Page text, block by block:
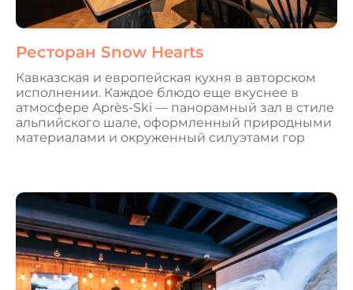
Ресторан Snow Hearts
Кавказская и европейская кухня в авторском
исполнении. Каждое блюдо еще вкуснее в
атмосфере Après-Ski — панорамный зал в стиле
альпийского шале, оформленный природными
материалами и окруженный силуэтами гор